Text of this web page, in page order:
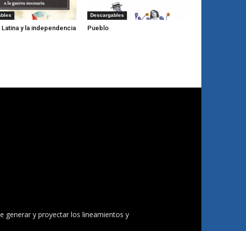
y la independencia
Descargables
Pueblo
generar y proyectar los lineamientos y